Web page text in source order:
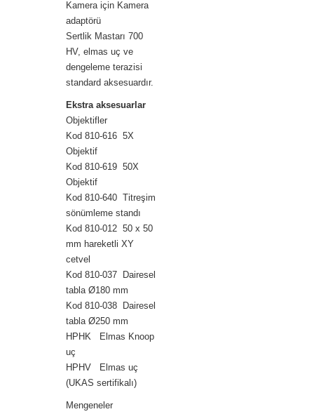
Kamera için Kamera
adaptörü
Sertlik Mastarı 700
HV, elmas uç ve
dengeleme terazisi
standard aksesuardır.
Ekstra aksesuarlar
Objektifler
Kod 810-616 5X
Objektif
Kod 810-619 50X
Objektif
Kod 810-640 Titreşim
sönümleme standı
Kod 810-012 50 x 50
mm hareketli XY
cetvel
Kod 810-037 Dairesel
tabla Ø180 mm
Kod 810-038 Dairesel
tabla Ø250 mm
HPHK Elmas Knoop
uç
HPHV Elmas uç
(UKAS sertifikalı)
Mengeneler